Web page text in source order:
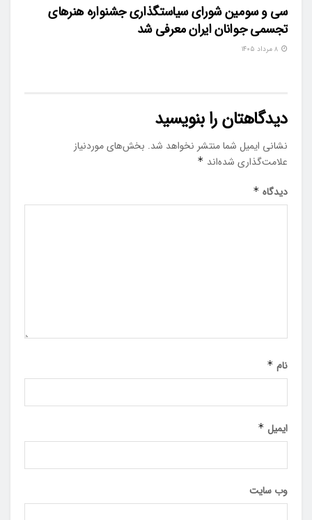
سی و سومین شورای سیاستگذاری جشنواره هنرهای
تجسمی جوانان ایران معرفی شد
دیدگاهتان را بنویسید
نشانی ایمیل شما منتشر نخواهد شد. بخش‌های موردنیاز
علامت‌گذاری شده‌اند *
دیدگاه *
نام *
ایمیل *
وب‌ سایت